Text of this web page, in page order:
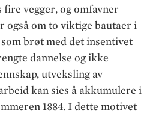
vegger, og omfavner
også om to viktige bautaer i
brøt med det insentivet
dannelse og ikke
utveksling av
kan sies å akkumulere i
1884. I dette motivet